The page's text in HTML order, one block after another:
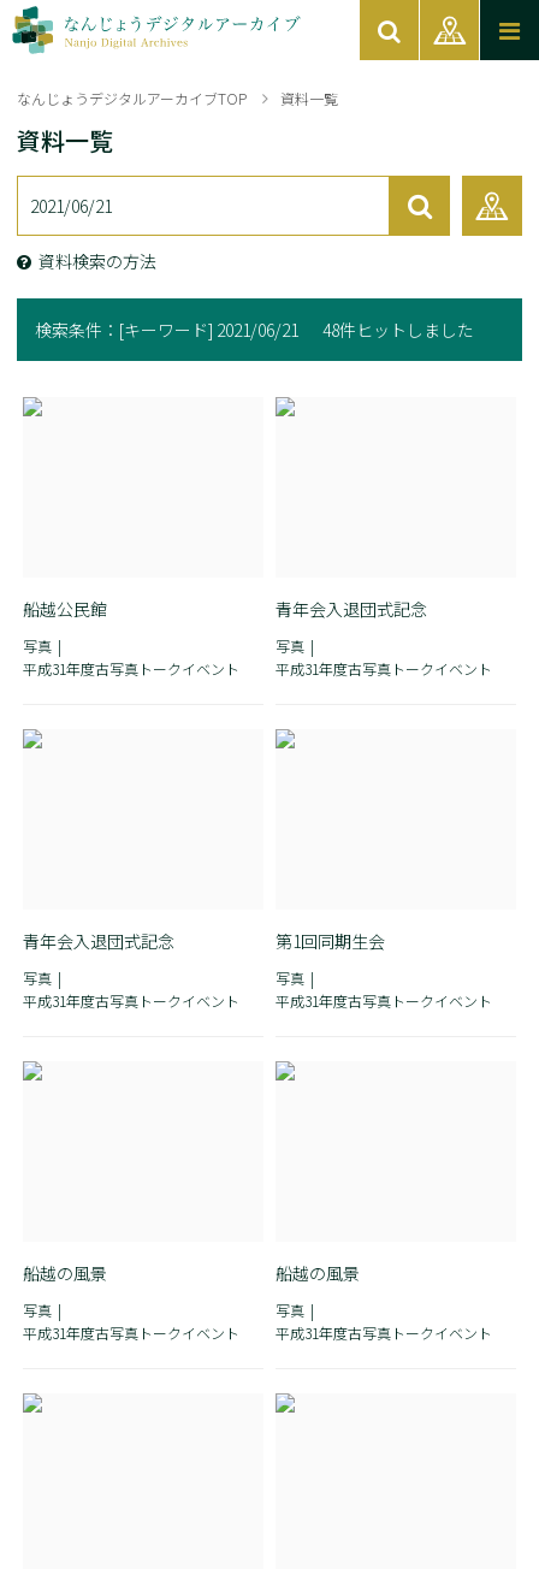
なんじょうデジタルアーカイブTOP 資料一覧
資料一覧
資料検索の方法
検索条件： [キーワード] 2021/06/21 48件ヒットしました
船越公民館
写真
平成31年度古写真トークイベント
青年会入退団式記念
写真
平成31年度古写真トークイベント
青年会入退団式記念
写真
平成31年度古写真トークイベント
第1回同期生会
写真
平成31年度古写真トークイベント
船越の風景
写真
平成31年度古写真トークイベント
船越の風景
写真
平成31年度古写真トークイベント